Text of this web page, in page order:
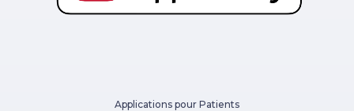
Applications pour Patients